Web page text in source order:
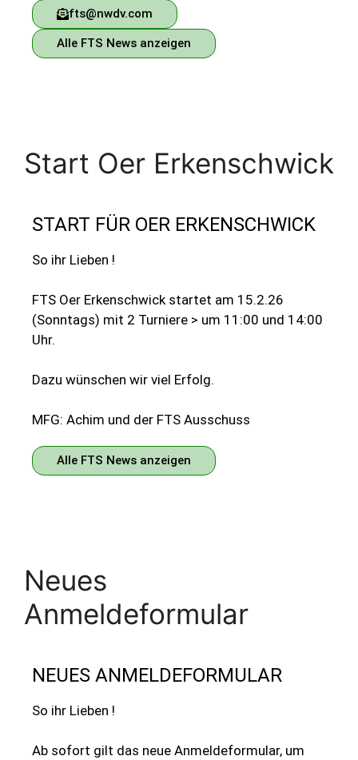
fts@nwdv.com
Alle FTS News anzeigen
Start Oer Erkenschwick
START FÜR OER ERKENSCHWICK
So ihr Lieben !
FTS Oer Erkenschwick startet am 15.2.26
(Sonntags) mit 2 Turniere > um 11:00 und 14:00
Uhr.
Dazu wünschen wir viel Erfolg.
MFG: Achim und der FTS Ausschuss
Alle FTS News anzeigen
Neues
Anmeldeformular
NEUES ANMELDEFORMULAR
So ihr Lieben !
Ab sofort gilt das neue Anmeldeformular, um